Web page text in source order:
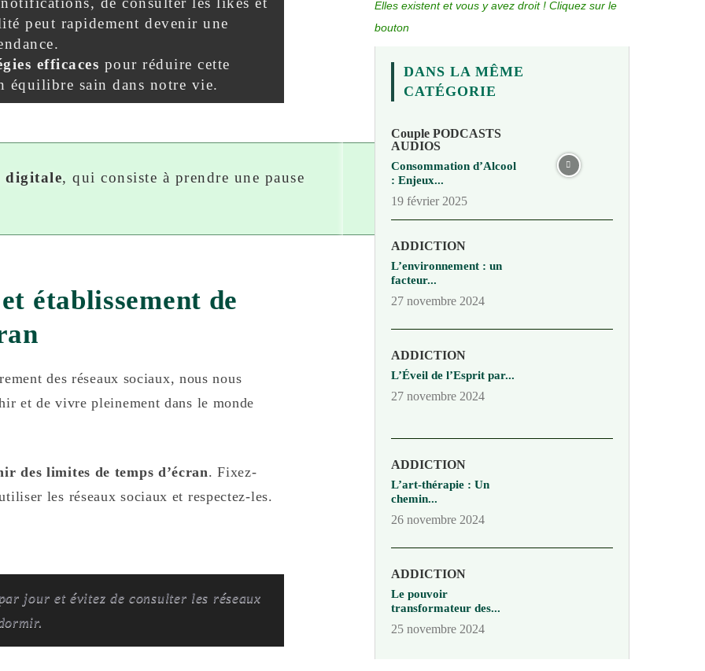
peut rapidement devenir une
efficaces pour réduire cette
équilibre sain dans notre vie.
digitale, qui consiste à prendre une pause
établissement de
des réseaux sociaux, nous nous
et de vivre pleinement dans le monde
des limites de temps d’écran. Fixez-
les réseaux sociaux et respectez-les.
jour et évitez de consulter les réseaux
Elles existent et vous y avez droit ! Cliquez sur le
bouton
DANS LA MÊME
CATÉGORIE
Couple PODCASTS
AUDIOS
Consommation d’Alcool
: Enjeux...
19 février 2025
ADDICTION
L’environnement : un
facteur...
27 novembre 2024
ADDICTION
L’Éveil de l’Esprit par...
27 novembre 2024
ADDICTION
L’art-thérapie : Un
chemin...
26 novembre 2024
ADDICTION
Le pouvoir
transformateur des...
25 novembre 2024